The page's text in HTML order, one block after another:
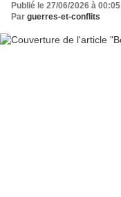
Publié le 27/06/2026 à 00:05
Par guerres-et-conflits